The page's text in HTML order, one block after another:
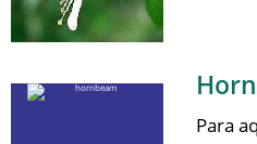
Para